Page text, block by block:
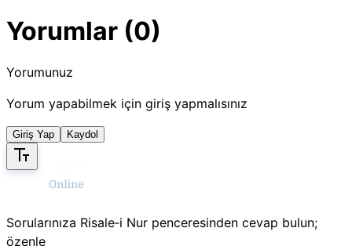
Yorumlar (0)
Yorumunuz
Yorum yapabilmek için giriş yapmalısınız
Giriş Yap Kaydol
Sorularınıza Risale‑i Nur penceresinden cevap bulun;
özenle